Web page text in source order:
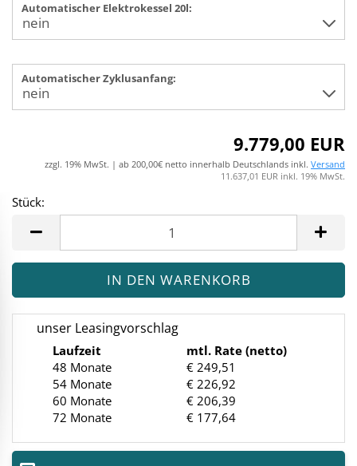
Automatischer Elektrokessel 20l:
Automatischer Zyklusanfang:
9.779,00 EUR
zzgl. 19% MwSt. | ab 200,00€ netto innerhalb Deutschlands inkl. Versand
11.637,01 EUR inkl. 19% MwSt.
Stück:
unser Leasingvorschlag
Laufzeit
mtl. Rate (netto)
48 Monate
€ 249,51
54 Monate
€ 226,92
60 Monate
€ 206,39
72 Monate
€ 177,64